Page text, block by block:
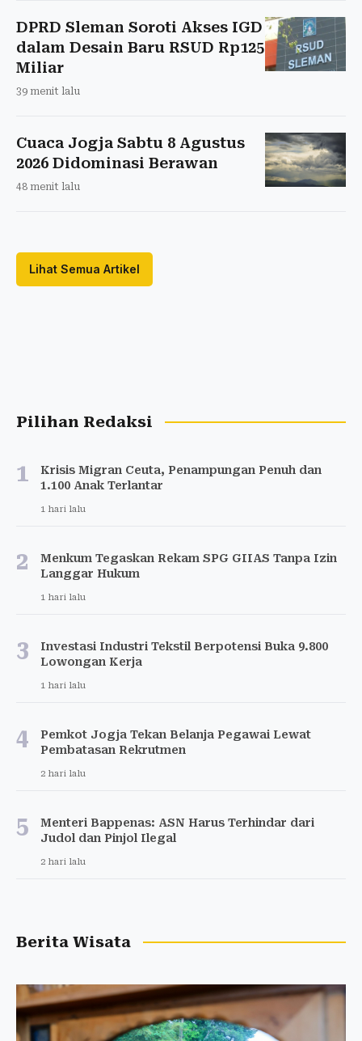
DPRD Sleman Soroti Akses IGD
dalam Desain Baru RSUD Rp125
Miliar
39 menit lalu
Cuaca Jogja Sabtu 8 Agustus
2026 Didominasi Berawan
48 menit lalu
Lihat Semua Artikel
Pilihan Redaksi
1
Krisis Migran Ceuta, Penampungan Penuh dan
1.100 Anak Terlantar
1 hari lalu
2
Menkum Tegaskan Rekam SPG GIIAS Tanpa Izin
Langgar Hukum
1 hari lalu
3
Investasi Industri Tekstil Berpotensi Buka 9.800
Lowongan Kerja
1 hari lalu
4
Pemkot Jogja Tekan Belanja Pegawai Lewat
Pembatasan Rekrutmen
2 hari lalu
5
Menteri Bappenas: ASN Harus Terhindar dari
Judol dan Pinjol Ilegal
2 hari lalu
Berita Wisata